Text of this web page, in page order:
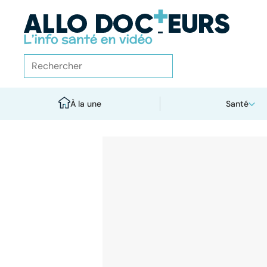
À la une Santé